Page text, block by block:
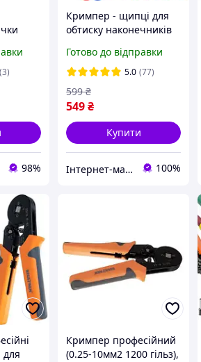
(3)
98%
Кримпер - щипці для
обтиску наконечників
Bigstren 22717
Готово до відправки
5.0 (77)
549₴
599 ₴
Купити
Інтернет-магазин jatu 100%
для
Кримпер професійний
(0.25-10мм2 1200 гільз),